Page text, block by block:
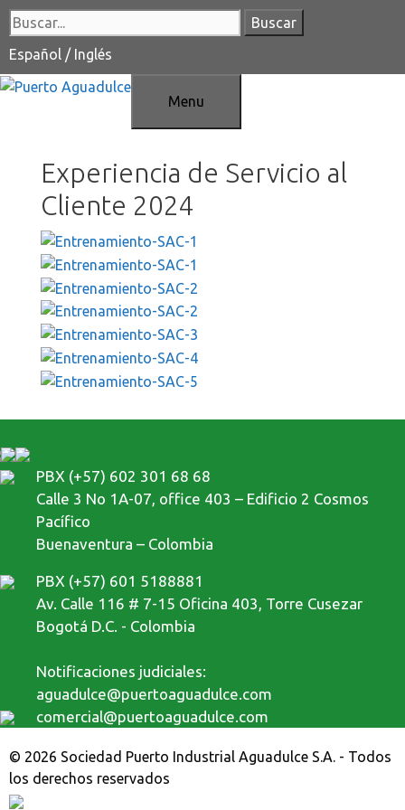
Saltar
al
contenido
Buscar:
Español / Inglés
Menu
Experiencia de Servicio al
Cliente 2024
PBX (+57) 602 301 68 68
Calle 3 No 1A-07, office 403 – Edificio 2 Cosmos
Pacífico
Buenaventura – Colombia
PBX (+57) 601 5188881
Av. Calle 116 # 7-15 Oficina 403, Torre Cusezar
Bogotá D.C. - Colombia
Notificaciones judiciales:
aguadulce@puertoaguadulce.com
comercial@puertoaguadulce.com
© 2026 Sociedad Puerto Industrial Aguadulce S.A. - Todos
los derechos reservados